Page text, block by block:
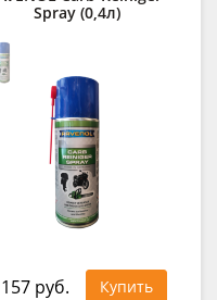
Spray (0,4л)
руб.
Купить